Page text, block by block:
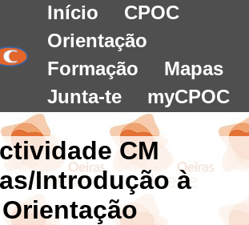
Início
CPOC
Orientação
Formação
Mapas
Junta-te
myCPOC
CM
Introdução à
Orientação